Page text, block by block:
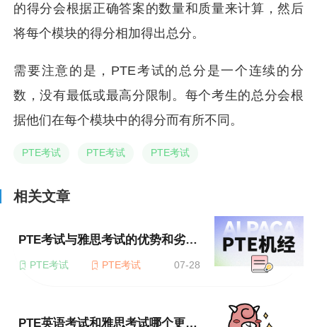
的得分会根据正确答案的数量和质量来计算，然后
将每个模块的得分相加得出总分。
需要注意的是，PTE考试的总分是一个连续的分
数，没有最低或最高分限制。每个考生的总分会根
据他们在每个模块中的得分而有所不同。
PTE考试 PTE考试 PTE考试
相关文章
PTE考试与雅思考试的优势和劣势分别是什么？
PTE考试 PTE考试 07-28
PTE英语考试和雅思考试哪个更符合我的需求？